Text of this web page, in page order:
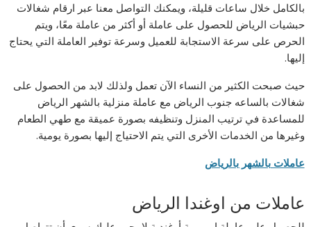
بالكامل خلال ساعات قليلة، ويمكنك التواصل معنا عبر ارقام شغالات
حبشيات الرياض للحصول على عاملة أو أكثر من عاملة معًا، ويتم
الحرص على سرعة الاستجابة للعميل وسرعة توفير العاملة التي يحتاج
إليها.
حيث صبحت الكثير من النساء الآن تعمل ولذلك لابد من الحصول على
شغالات بالساعه جنوب الرياض مع عاملة منزلية بالشهر الرياض
للمساعدة في ترتيب المنزل وتنظيفه بصورة عميقة مع طهي الطعام
وغيرها من الخدمات الأخرى التي يتم الاحتياج إليها بصورة يومية.
عاملات بالشهر بالرياض
عاملات من اوغندا الرياض